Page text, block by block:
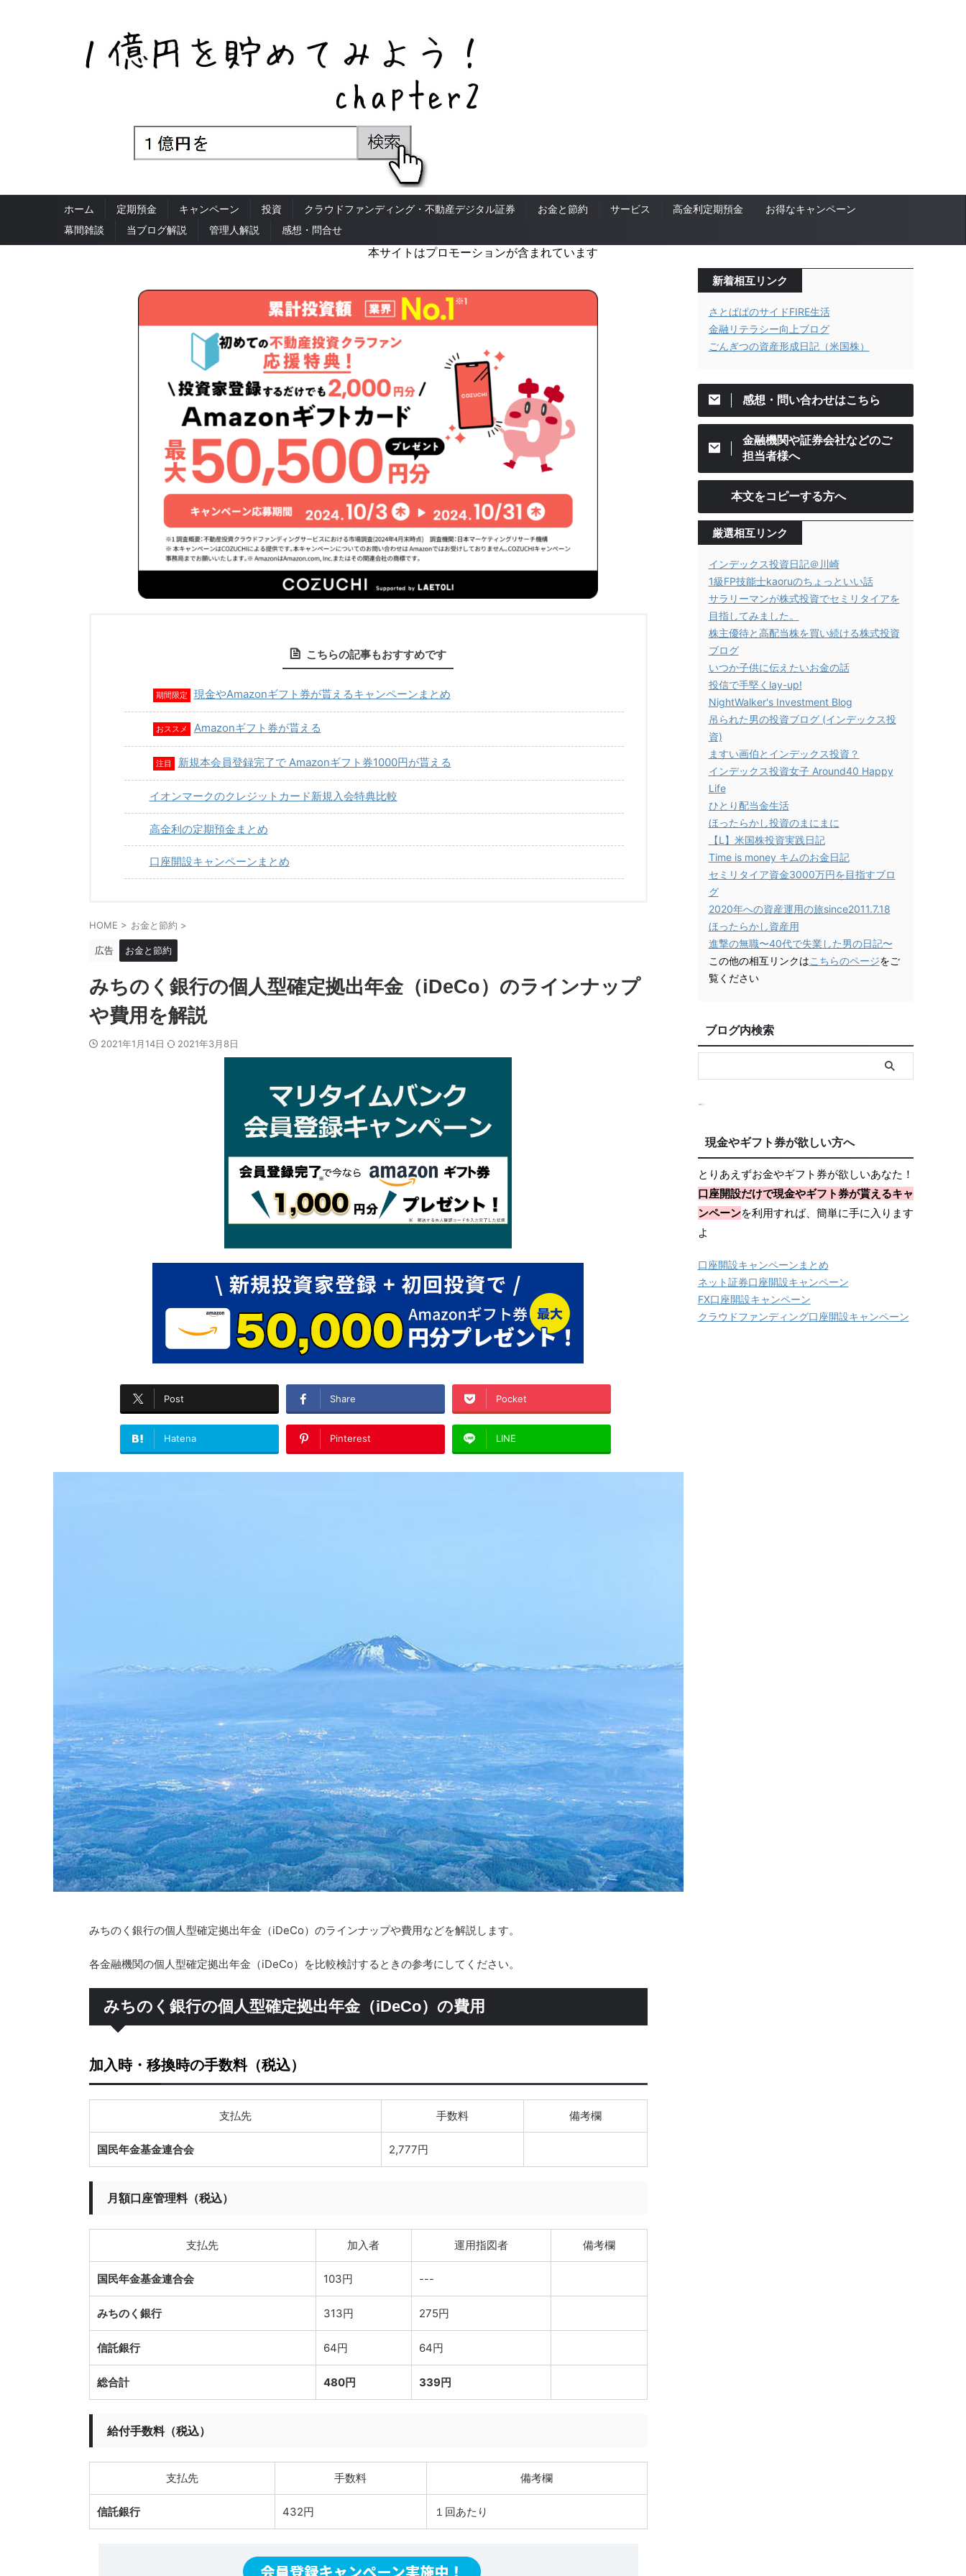
ホーム 定期預金 キャンペーン 投資 クラウドファンディング・不動産デジタル証券 お金と節約 サービス 高金利定期預金
お得なキャンペーン
幕間雑談
当ブログ解説 管理人解説 感想・問合せ
本サイトはプロモーションが含まれています
こちらの記事もおすすめです
期間限定 現金やAmazonギフト券が貰えるキャンペーンまとめ
おススメ Amazonギフト券が貰える
注目 新規本会員登録完了で Amazonギフト券1000円が貰える
イオンマークのクレジットカード新規入会特典比較
高金利の定期預金まとめ
口座開設キャンペーンまとめ
HOME > お金と節約 >
広告 お金と節約
みちのく銀行の個人型確定拠出年金（iDeCo）のラインナップ
や費用を解説
2021年1月14日 2021年3月8日
Post Share Pocket
Hatena Pinterest LINE
みちのく銀行の個人型確定拠出年金（iDeCo）のラインナップや費用などを解説します。
各金融機関の個人型確定拠出年金（iDeCo）を比較検討するときの参考にしてください。
みちのく銀行の個人型確定拠出年金（iDeCo）の費用
加入時・移換時の手数料（税込）
支払先 手数料 備考欄
国民年金基金連合会 2,777円
月額口座管理料（税込）
支払先 加入者 運用指図者 備考欄
国民年金基金連合会 103円 ---
みちのく銀行 313円 275円
信託銀行 64円 64円
総合計 480円 339円
給付手数料（税込）
支払先 手数料 備考欄
信託銀行 432円 １回あたり
新着相互リンク
さとぱぱのサイドFIRE生活
金融リテラシー向上ブログ
ごんぎつの資産形成日記（米国株）
感想・問い合わせはこちら
金融機関や証券会社などのご
担当者様へ
本文をコピーする方へ
厳選相互リンク
インデックス投資日記＠川崎
1級FP技能士kaoruのちょっといい話
サラリーマンが株式投資でセミリタイアを
目指してみました。
株主優待と高配当株を買い続ける株式投資
ブログ
いつか子供に伝えたいお金の話
投信で手堅くlay-up!
NightWalker's Investment Blog
吊られた男の投資ブログ (インデックス投
資)
ますい画伯とインデックス投資？
インデックス投資女子 Around40 Happy
Life
ひとり配当金生活
ほったらかし投資のまにまに
【L】米国株投資実践日記
Time is money キムのお金日記
セミリタイア資金3000万円を目指すブロ
グ
2020年への資産運用の旅since2011.7.18
ほったらかし資産用
進撃の無職〜40代で失業した男の日記〜
この他の相互リンクはこちらのページをご
覧ください
ブログ内検索
現金やギフト券が欲しい方へ
とりあえずお金やギフト券が欲しいあなた！
口座開設だけで現金やギフト券が貰えるキャ
ンペーンを利用すれば、簡単に手に入ります
よ
口座開設キャンペーンまとめ
ネット証券口座開設キャンペーン
FX口座開設キャンペーン
クラウドファンディング口座開設キャンペーン